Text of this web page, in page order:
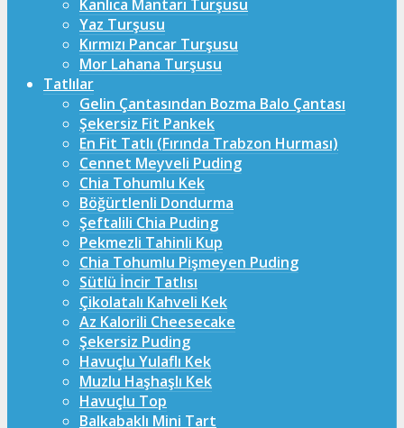
Kanlıca Mantarı Turşusu
Yaz Turşusu
Kırmızı Pancar Turşusu
Mor Lahana Turşusu
Tatlılar
Gelin Çantasından Bozma Balo Çantası
Şekersiz Fit Pankek
En Fit Tatlı (Fırında Trabzon Hurması)
Cennet Meyveli Puding
Chia Tohumlu Kek
Böğürtlenli Dondurma
Şeftalili Chia Puding
Pekmezli Tahinli Kup
Chia Tohumlu Pişmeyen Puding
Sütlü İncir Tatlısı
Çikolatalı Kahveli Kek
Az Kalorili Cheesecake
Şekersiz Puding
Havuçlu Yulaflı Kek
Muzlu Haşhaşlı Kek
Havuçlu Top
Balkabaklı Mini Tart